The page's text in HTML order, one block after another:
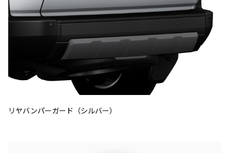
リヤバンパーガード（シルバー）